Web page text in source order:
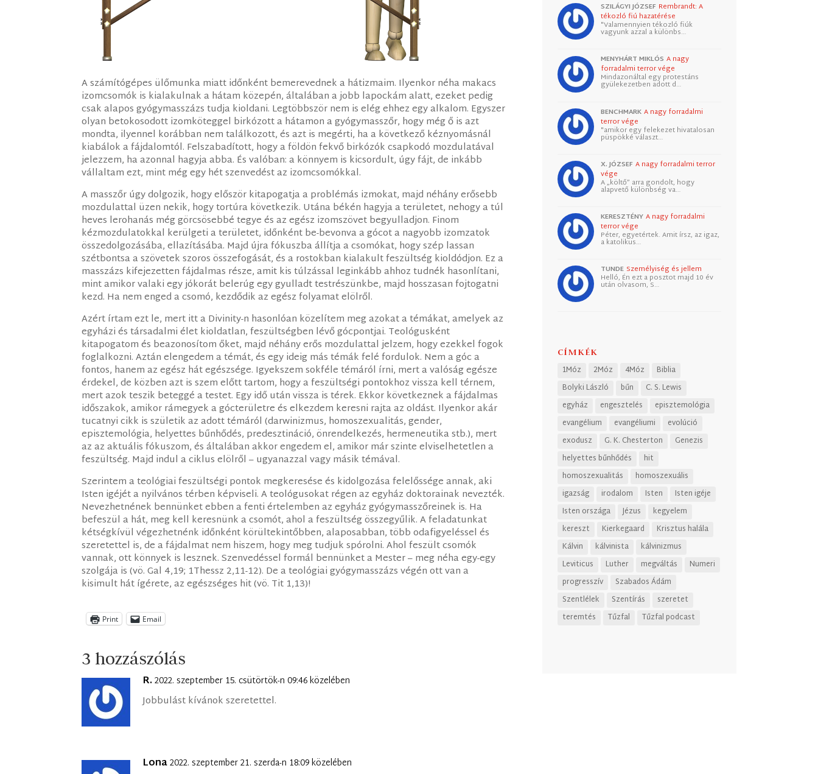
A számítógépes ülőmunka miatt időnként bemerevednek a hátizmaim. Ilyenkor néha makacs
izomcsomók is kialakulnak a hátam közepén, általában a jobb lapockám alatt, ezeket pedig
csak alapos gyógymasszázs tudja kioldani. Legtöbbször nem is elég ehhez egy alkalom. Egyszer
olyan betokosodott izomköteggel birkózott a hátamon a gyógymasszőr, hogy még ő is azt
mondta, ilyennel korábban nem találkozott, és azt is megérti, ha a következő kéznyomásnál
kiabálok a fájdalomtól. Felszabadított, hogy a földön fekvő birkózók csapkodó mozdulatával
jelezzem, ha azonnal hagyja abba. És valóban: a könnyem is kicsordult, úgy fájt, de inkább
vállaltam ezt, mint még egy hét szenvedést az izomcsomókkal.
A masszőr úgy dolgozik, hogy először kitapogatja a problémás izmokat, majd néhány erősebb
mozdulattal üzen nekik, hogy tortúra következik. Utána békén hagyja a területet, nehogy a túl
heves lerohanás még görcsösebbé tegye és az egész izomszövet begyulladjon. Finom
kézmozdulatokkal kerülgeti a területet, időnként be-bevonva a gócot a nagyobb izomzatok
összedolgozásába, ellazításába. Majd újra fókuszba állítja a csomókat, hogy szép lassan
szétbontsa a szövetek szoros összefogását, és a rostokban kialakult feszültség kioldódjon. Ez a
masszázs kifejezetten fájdalmas része, amit kis túlzással leginkább ahhoz tudnék hasonlítani,
mint amikor valaki egy jókorát belerúg egy gyulladt testrészünkbe, majd hosszasan fojtogatni
kezd. Ha nem enged a csomó, kezdődik az egész folyamat elölről.
Azért írtam ezt le, mert itt a Divinity-n hasonlóan közelítem meg azokat a témákat, amelyek az
egyházi és társadalmi élet kioldatlan, feszültségben lévő gócpontjai. Teológusként
kitapogatom és beazonosítom őket, majd néhány erős mozdulattal jelzem, hogy ezekkel fogok
foglalkozni. Aztán elengedem a témát, és egy ideig más témák felé fordulok. Nem a góc a
fontos, hanem az egész hát egészsége. Igyekszem sokféle témáról írni, mert a valóság egésze
érdekel, de közben azt is szem előtt tartom, hogy a feszültségi pontokhoz vissza kell térnem,
mert azok teszik beteggé a testet. Egy idő után vissza is térek. Ekkor következnek a fájdalmas
időszakok, amikor rámegyek a gócterületre és elkezdem keresni rajta az oldást. Ilyenkor akár
tucatnyi cikk is születik az adott témáról (darwinizmus, homoszexualitás, gender,
episztemológia, helyettes bűnhődés, predesztináció, önrendelkezés, hermeneutika stb.), mert
az az aktuális fókuszom, és általában akkor engedem el, amikor már szinte elviselhetetlen a
feszültség. Majd indul a ciklus elölről – ugyanazzal vagy másik témával.
Szerintem a teológiai feszültségi pontok megkeresése és kidolgozása felelőssége annak, aki
Isten igéjét a nyilvános térben képviseli. A teológusokat régen az egyház doktorainak nevezték.
Nevezhetnének bennünket ebben a fenti értelemben az egyház gyógymasszőreinek is. Ha
befeszül a hát, meg kell keresnünk a csomót, ahol a feszültség összegyűlik. A feladatunkat
kétségkívül végezhetnénk időnként körültekintőbben, alaposabban, több odafigyeléssel és
szeretettel is, de a fájdalmat nem hiszem, hogy meg tudjuk spórolni. Ahol feszült csomók
vannak, ott könnyek is lesznek. Szenvedéssel formál bennünket a Mester – meg néha egy-egy
szolgája is (vö. Gal 4,19; 1Thessz 2,11-12). De a teológiai gyógymasszázs végén ott van a
kisimult hát ígérete, az egészséges hit (vö. Tit 1,13)!
Print Email
3 hozzászólás
R.2022. szeptember 15. csütörtök-n 09:46 közelében
Jobbulást kívánok szeretettel.
Lona2022. szeptember 21. szerda-n 18:09 közelében
SZILÁGYI JÓZSEF Rembrandt: A
tékozló fiú hazatérése
"Valamennyien tékozló fiúk
vagyunk azzal a különbs…
MENYHÁRT MIKLÓS A nagy
forradalmi terror vége
Mindazonáltal egy protestáns
gyülekezetben adott d…
BENCHMARK A nagy forradalmi
terror vége
"amikor egy felekezet hivatalosan
püspökké választ…
X. JÓZSEF A nagy forradalmi terror
vége
A „költő” arra gondolt, hogy
alapvető különbség va…
KERESZTÉNY A nagy forradalmi
terror vége
Péter, egyetértek. Amit írsz, az igaz,
a katolikus…
TUNDE Személyiség és jellem
Helló, Én ezt a posztot majd 10 év
után olvasom, S…
CÍMKÉK
1Móz 2Móz 4Móz
Biblia
Bolyki László
bűn
C. S. Lewis
egyház
engesztelés
episztemológia
evangélium
evangéliumi
evolúció
exodusz
G. K. Chesterton
Genezis
helyettes bűnhődés
hit
homoszexualitás
homoszexuális
igazság
irodalom Isten
Isten igéje
Isten országa
Jézus
kegyelem
kereszt
Kierkegaard
Krisztus halála
Kálvin
kálvinista
kálvinizmus
Leviticus
Luther megváltás
Numeri
progresszív
Szabados Ádám
Szentlélek
Szentírás
szeretet
teremtés
Tűzfal Tűzfal podcast